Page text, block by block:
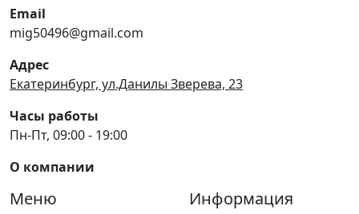
Email
mig50496@gmail.com
Адрес
Екатеринбург, ул.Данилы Зверева, 23
Часы работы
Пн-Пт, 09:00 - 19:00
О компании
Меню Информация